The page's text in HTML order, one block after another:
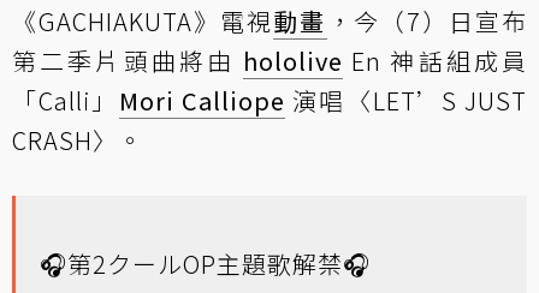
《GACHIAKUTA》電視動畫 ，今（7）日宣布
第二季片頭曲將由 hololive En 神話組成員
「Calli」 Mori Calliope 演唱〈LET’S JUST
CRASH〉。
🎧第2クールOP主題歌解禁🎧